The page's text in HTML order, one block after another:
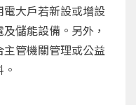
大戶若新設或增設
儲能設備。另外，
管機關管理或公益